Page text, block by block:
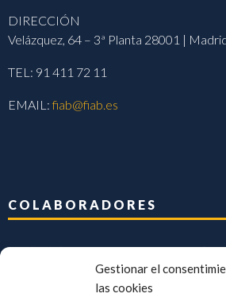
Gestionar el
las cookies
DIRECCIÓN
Velázquez, 64 – 3ª Planta 28001 |
TEL: 91 411 72 11
EMAIL:fiab@fiab.es
COLABORADORES